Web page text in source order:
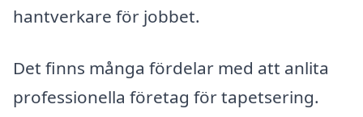
hantverkare för jobbet.
Det finns många fördelar med att anlita
professionella företag för tapetsering.